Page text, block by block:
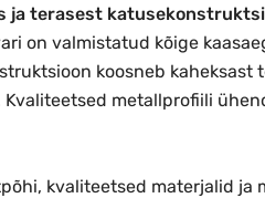
ja terasest
on valmistatud kõige
koosneb
metallprofiili
kvaliteetsed materjalid